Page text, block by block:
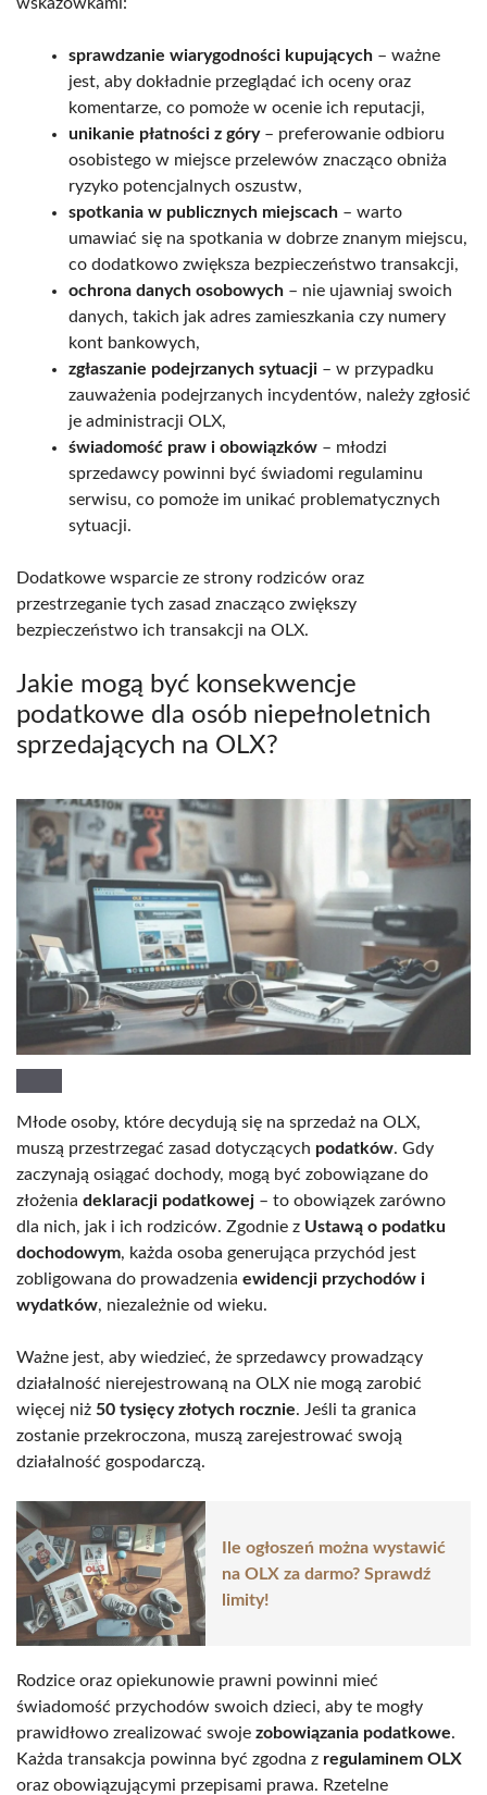
sprawdzanie wiarygodności kupujących – ważne
jest, aby dokładnie przeglądać ich oceny oraz
komentarze, co pomoże w ocenie ich reputacji,
unikanie płatności z góry– preferowanie odbioru
osobistego w miejsce przelewów znacząco obniża
ryzyko potencjalnych oszustw,
spotkania w publicznych miejscach – warto
umawiać się na spotkania w dobrze znanym miejscu,
co dodatkowo zwiększa bezpieczeństwo transakcji,
ochrona danych osobowych – nie ujawniaj swoich
danych, takich jak adres zamieszkania czy numery
kont bankowych,
zgłaszanie podejrzanych sytuacji – w przypadku
zauważenia podejrzanych incydentów, należy zgłosić
je administracji OLX,
świadomość praw i obowiązków – młodzi
sprzedawcy powinni być świadomi regulaminu
serwisu, co pomoże im unikać problematycznych
sytuacji.
Dodatkowe wsparcie ze strony rodziców oraz
przestrzeganie tych zasad znacząco zwiększy
bezpieczeństwo ich transakcji na OLX.
Jakie mogą być konsekwencje
podatkowe dla osób niepełnoletnich
sprzedających na OLX?
Młode osoby, które decydują się na sprzedaż na OLX,
muszą przestrzegać zasad dotyczących podatków. Gdy
zaczynają osiągać dochody, mogą być zobowiązane do
złożenia deklaracji podatkowej – to obowiązek zarówno
dla nich, jak i ich rodziców. Zgodnie z Ustawą o podatku
dochodowym, każda osoba generująca przychód jest
zobligowana do prowadzenia ewidencji przychodów i
wydatków, niezależnie od wieku.
Ważne jest, aby wiedzieć, że sprzedawcy prowadzący
działalność nierejestrowaną na OLX nie mogą zarobić
więcej niż 50 tysięcy złotych rocznie. Jeśli ta granica
zostanie przekroczona, muszą zarejestrować swoją
działalność gospodarczą.
Ile ogłoszeń można wystawić
na OLX za darmo? Sprawdź
limity!
Rodzice oraz opiekunowie prawni powinni mieć
świadomość przychodów swoich dzieci, aby te mogły
prawidłowo zrealizować swoje zobowiązania podatkowe.
Każda transakcja powinna być zgodna z regulaminem OLX
oraz obowiązującymi przepisami prawa. Rzetelne